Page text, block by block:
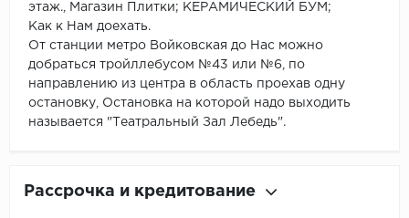
этаж., Магазин Плитки; КЕРАМИЧЕСКИЙ БУМ;
Как к Нам доехать.
От станции метро Войковская до Нас можно
добраться тройллебусом №43 или №6, по
направлению из центра в область проехав одну
остановку, Остановка на которой надо выходить
называется "Театральный Зал Лебедь".
Рассрочка и кредитование